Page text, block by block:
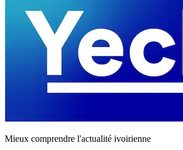
Mieux comprendre l'actualité ivoirienne